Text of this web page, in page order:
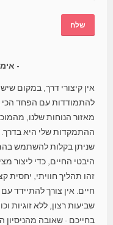
אין קיצורי דרך, במקום
להתמודדות עם הפחד הכי
מאזור הנוחות שלנו,
ההתמקדות שלי היא בדרך.
שניתן בקלות להשתמש
היבטי החיים, כדי ליצור
חיים. אין צורך להתיידד
שביעות רצון, ללא זוגיות
בחייכם - שאובה מהניסיון